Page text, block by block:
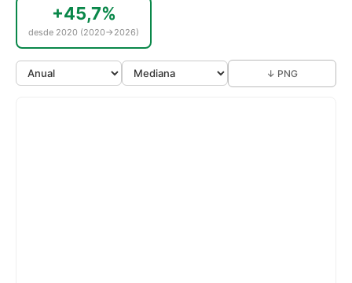
+45,7%
desde 2020 (2020→2026)
↓ PNG